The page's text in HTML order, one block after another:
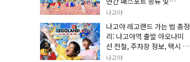
KKday 온라인 사전 할인 예
매 팁
나고야
나고야 레고랜드 가는 법 총정
리: 나고야역 출발 아오나미
선 전철, 주차장 정보, 택시 요
금 및 입장권 예약 팁
나고야